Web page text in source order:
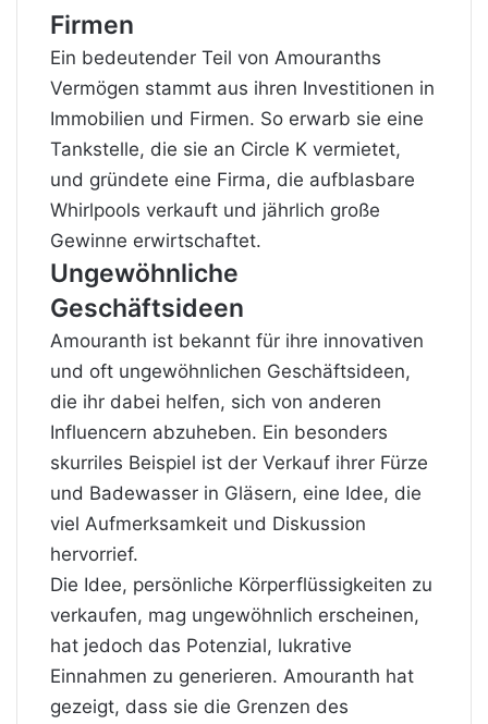
Firmen
Ein bedeutender Teil von Amouranths
Vermögen stammt aus ihren Investitionen in
Immobilien und Firmen. So erwarb sie eine
Tankstelle, die sie an Circle K vermietet,
und gründete eine Firma, die aufblasbare
Whirlpools verkauft und jährlich große
Gewinne erwirtschaftet.
Ungewöhnliche
Geschäftsideen
Amouranth ist bekannt für ihre innovativen
und oft ungewöhnlichen Geschäftsideen,
die ihr dabei helfen, sich von anderen
Influencern abzuheben. Ein besonders
skurriles Beispiel ist der Verkauf ihrer Fürze
und Badewasser in Gläsern, eine Idee, die
viel Aufmerksamkeit und Diskussion
hervorrief.
Die Idee, persönliche Körperflüssigkeiten zu
verkaufen, mag ungewöhnlich erscheinen,
hat jedoch das Potenzial, lukrative
Einnahmen zu generieren. Amouranth hat
gezeigt, dass sie die Grenzen des